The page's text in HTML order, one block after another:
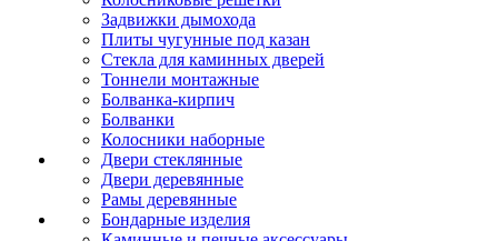
Задвижки дымохода
Плиты чугунные под казан
Стекла для каминных дверей
Тоннели монтажные
Болванка-кирпич
Болванки
Колосники наборные
Двери стеклянные
Двери деревянные
Рамы деревянные
Бондарные изделия